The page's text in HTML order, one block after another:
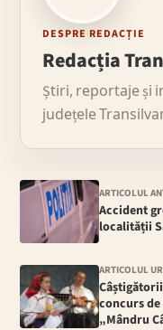
DESPRE REDACȚIE
Redacția
Știri, reportaje și
județele
ARTICOLUL
Accident
localității
ARTICOLUL
concurs
„Mândru